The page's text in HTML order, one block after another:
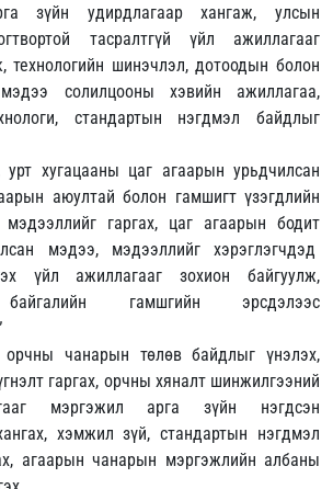
зүйн удирдлагаар хангаж, улсын
тасралтгүй үйл ажиллагааг
технологийн шинэчлэл, дотоодын болон
солилцооны хэвийн ажиллагаа,
стандартын нэгдмэл байдлыг
урт хугацааны цаг агаарын урьдчилсан
аюултай болон гамшигт үзэгдлийн
мэдээллийг гаргах, цаг агаарын бодит
мэдээ, мэдээллийг хэрэглэгчдэд
үйл ажиллагааг зохион байгуулж,
гамшгийн эрсдэлээс
орчны чанарын төлөв байдлыг үнэлэх,
гаргах, орчны хяналт шинжилгээний
мэргэжил арга зүйн нэгдсэн
хэмжил зүй, стандартын нэгдмэл
агаарын чанарын мэргэжлийн албаны